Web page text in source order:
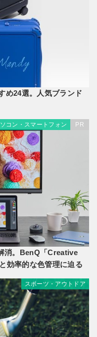
め24選。人気ブランド
コン・スマートフォン PR
消。BenQ「Creative
効率的な色管理に迫る
スポーツ・アウトドア